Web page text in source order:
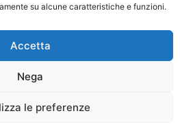
su alcune caratteristiche e funzioni.
Accetta
Nega
le preferenze